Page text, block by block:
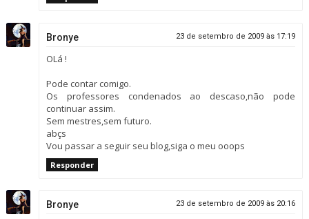
Bronye 23 de setembro de 2009 às 17:19
OLá !
Pode contar comigo.
Os professores condenados ao descaso,não pode
continuar assim.
Sem mestres,sem futuro.
abçs
Vou passar a seguir seu blog,siga o meu ooops
Responder
Bronye 23 de setembro de 2009 às 20:16